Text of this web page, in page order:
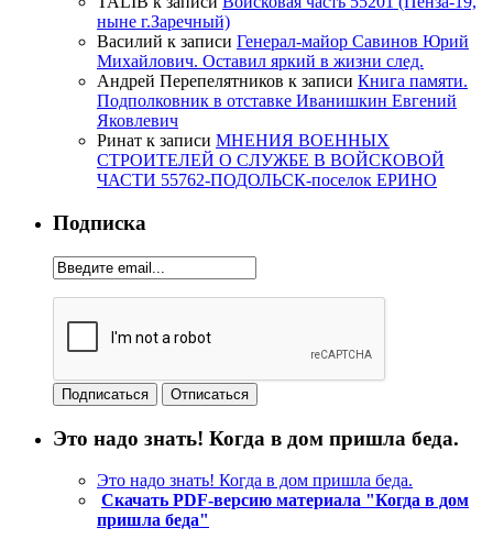
ныне г.Заречный)
Василий к записи Генерал-майор Савинов Юрий
Михайлович. Оставил яркий в жизни след.
Андрей Перепелятников к записи Книга памяти.
Подполковник в отставке Иванишкин Евгений
Яковлевич
Ринат к записи МНЕНИЯ ВОЕННЫХ
СТРОИТЕЛЕЙ О СЛУЖБЕ В ВОЙСКОВОЙ
ЧАСТИ 55762-ПОДОЛЬСК-поселок ЕРИНО
Подписка
Это надо знать! Когда в дом пришла беда.
Это надо знать! Когда в дом пришла беда.
Скачать PDF-версию материала "Когда в дом
пришла беда"